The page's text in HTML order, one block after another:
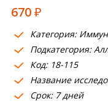
Врачи
Получить
Пациентам
О компании
670₽
Категория:
Подкатегория:
Код: 18-115
Название
Срок: 7 дней